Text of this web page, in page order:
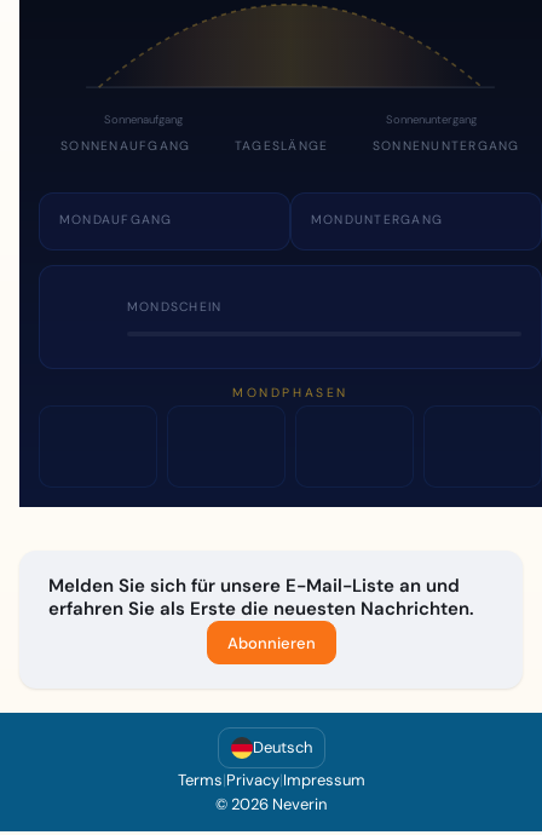
Sonnenaufgang Sonnenuntergang
SONNENAUFGANG TAGESLÄNGE SONNENUNTERGANG
MONDAUFGANG MONDUNTERGANG
MONDSCHEIN
MONDPHASEN
Melden Sie sich für unsere E-Mail-Liste an und
erfahren Sie als Erste die neuesten Nachrichten.
Abonnieren
Deutsch
Terms|Privacy|Impressum
© 2026 Neverin